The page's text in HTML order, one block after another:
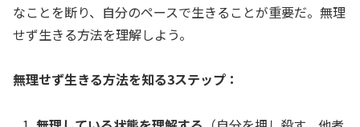
なことを断り、自分のペースで生きることが重要だ。無理
せず生きる方法を理解しよう。
無理せず生きる方法を知る3ステップ：